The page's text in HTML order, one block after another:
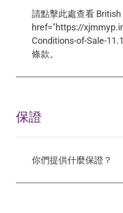
請點擊此處查看
href="https://
Conditions-of-Sale-
條款。
保證
你們提供什麼保證？